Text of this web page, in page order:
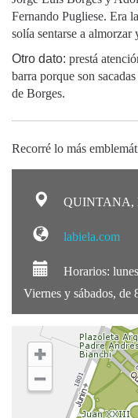
Fernando Pugliese. Era
solía sentarse a almorzar
Otro dato: prestá
barra porque son
de Borges.
Recorré lo más
QUINTANA,
labiela.com
Horarios:
Viernes y sábados, de